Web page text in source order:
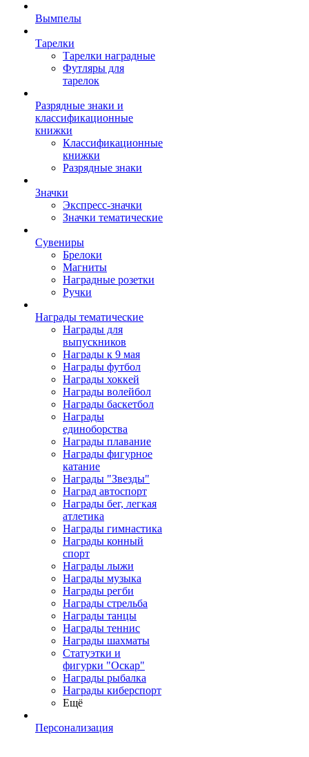
Вымпелы
Тарелки
Тарелки наградные
Футляры для
тарелок
Разрядные знаки и
классификационные
книжки
Классификационные
книжки
Разрядные знаки
Значки
Экспресс-значки
Значки тематические
Сувениры
Брелоки
Магниты
Наградные розетки
Ручки
Награды тематические
Награды для
выпускников
Награды к 9 мая
Награды футбол
Награды хоккей
Награды волейбол
Награды баскетбол
Награды
единоборства
Награды плавание
Награды фигурное
катание
Награды "Звезды"
Наград автоспорт
Награды бег, легкая
атлетика
Награды гимнастика
Награды конный
спорт
Награды лыжи
Награды музыка
Награды регби
Награды стрельба
Награды танцы
Награды теннис
Награды шахматы
Статуэтки и
фигурки "Оскар"
Награды рыбалка
Награды киберспорт
Ещё
Персонализация